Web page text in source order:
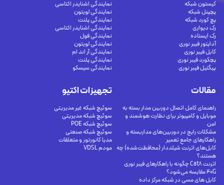
کیستون شبکه
پچپنل شبکه
پچ کورد شبکه
رک دیواری
رک ایستاده
آداپتور فیبر نوری
کابل فیبر نوری
پچکورد فیبر نوری
پیگتیل فیبر نوری
تجهیزات اکتیو
سوئیچ شبکه غیر مدیریتی
سوئیچ شبکه مدیریتی
سوئیچ شبکه POE
سوئیچ شبکه صنعتی
مدیا کانورتور و متعلقات
مودم VDSL
نمایندگی اشنایدر اکتاسی
نمایندگی لویتون
نمایندگی پلنت
نمایندگی اشنایدر اکتاسی
نمایندگی فول
نمایندگی لویتون
نمایندگی آر اند ام
نمایندگی پلنت
نمایندگی سیسکو
مقالات
راهنمای کامل اتصال دوربین مدار بسته به
موبایل و کامپیوتر برای نظارت هوشمند و
امن
مشکلات رایج در دوربین‌های مداربسته و
راهکارهای جامع تعمیر
کابل‌های اترنت شیلددار (محافظت‌شده) چه
هستند؟
اترنت Cat8 چگونه با راهکارهای فیبر نوری
40G مقایسه می‌شود؟
کابل های مسی در شبکه مرکز داده